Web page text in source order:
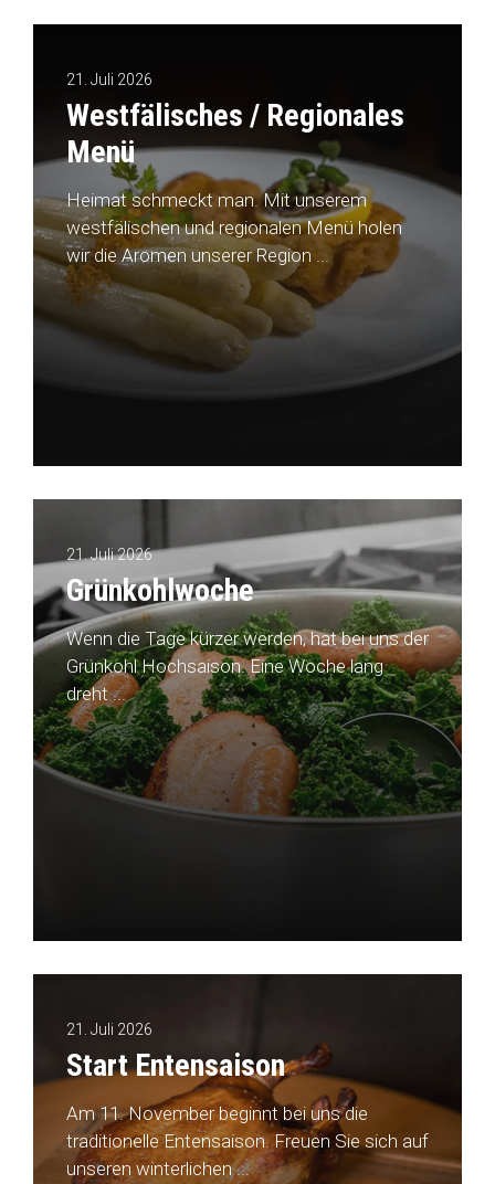
21. Juli 2026
Westfälisches / Regionales
Menü
Heimat schmeckt man. Mit unserem
westfälischen und regionalen Menü holen
wir die Aromen unserer Region ...
21. Juli 2026
Grünkohlwoche
Wenn die Tage kürzer werden, hat bei uns der
Grünkohl Hochsaison. Eine Woche lang
dreht ...
21. Juli 2026
Start Entensaison
Am 11. November beginnt bei uns die
traditionelle Entensaison. Freuen Sie sich auf
unseren winterlichen ...